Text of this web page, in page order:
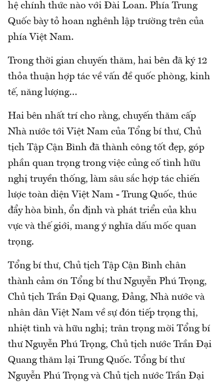
hệ chính thức nào với Đài Loan. Phía Trung
Quốc bày tỏ hoan nghênh lập trường trên của
phía Việt Nam.
Trong thời gian chuyến thăm, hai bên đã ký 12
thỏa thuận hợp tác về vấn đề quốc phòng, kinh
tế, năng lượng…
Hai bên nhất trí cho rằng, chuyến thăm cấp
Nhà nước tới Việt Nam của Tổng bí thư, Chủ
tịch Tập Cận Bình đã thành công tốt đẹp, góp
phần quan trọng trong việc củng cố tình hữu
nghị truyền thống, làm sâu sắc hợp tác chiến
lược toàn diện Việt Nam - Trung Quốc, thúc
đẩy hòa bình, ổn định và phát triển của khu
vực và thế giới, mang ý nghĩa dấu mốc quan
trọng.
Tổng bí thư, Chủ tịch Tập Cận Bình chân
thành cảm ơn Tổng bí thư Nguyễn Phú Trọng,
Chủ tịch Trần Đại Quang, Đảng, Nhà nước và
nhân dân Việt Nam về sự đón tiếp trọng thị,
nhiệt tình và hữu nghị; trân trọng mời Tổng bí
thư Nguyễn Phú Trọng, Chủ tịch nước Trần Đại
Quang thăm lại Trung Quốc. Tổng bí thư
Nguyễn Phú Trọng và Chủ tịch nước Trần Đại